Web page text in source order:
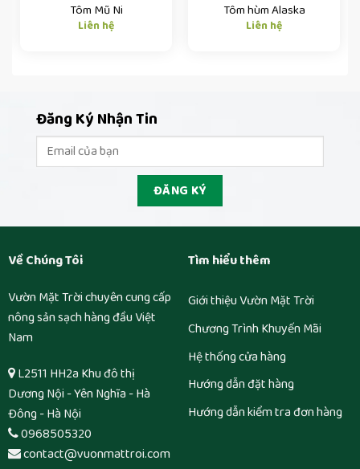
Tôm Mũ Ni
Liên hệ
Tôm hùm Alaska
Liên hệ
Đăng Ký Nhận Tin
Về Chúng Tôi
Vườn Mặt Trời chuyên cung cấp
nông sản sạch hàng đầu Việt
Nam
L2511 HH2a Khu đô thị
Dương Nội - Yên Nghĩa - Hà
Đông - Hà Nội
0968505320
contact@vuonmattroi.com
Tìm hiểu thêm
Giới thiệu Vườn Mặt Trời
Chương Trình Khuyến Mãi
Hệ thống cửa hàng
Hướng dẫn đặt hàng
Hướng dẫn kiểm tra đơn hàng